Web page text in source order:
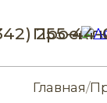
255-
Главная/